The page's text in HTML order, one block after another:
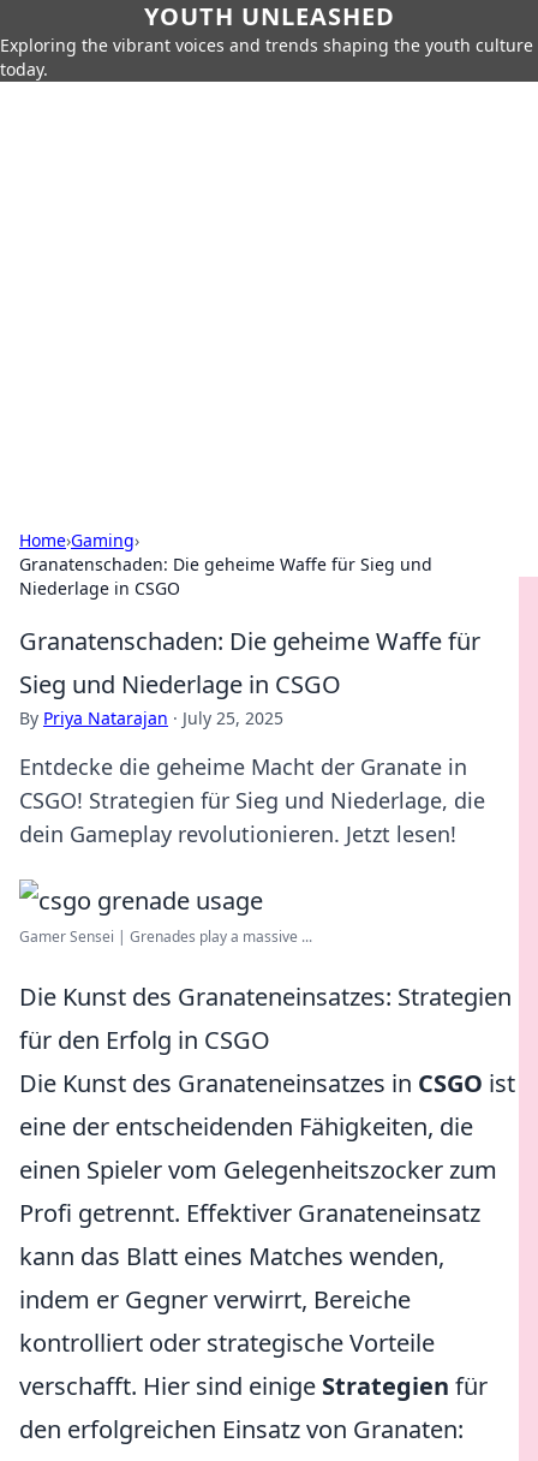
YOUTH UNLEASHED
Exploring the vibrant voices and trends shaping the youth culture
today.
Home›Gaming›
Granatenschaden: Die geheime Waffe für Sieg und
Niederlage in CSGO
Granatenschaden: Die geheime Waffe für
Sieg und Niederlage in CSGO
By Priya Natarajan · July 25, 2025
Entdecke die geheime Macht der Granate in
CSGO! Strategien für Sieg und Niederlage, die
dein Gameplay revolutionieren. Jetzt lesen!
Gamer Sensei | Grenades play a massive ...
Die Kunst des Granateneinsatzes: Strategien
für den Erfolg in CSGO
Die Kunst des Granateneinsatzes in CSGO ist
eine der entscheidenden Fähigkeiten, die
einen Spieler vom Gelegenheitszocker zum
Profi getrennt. Effektiver Granateneinsatz
kann das Blatt eines Matches wenden,
indem er Gegner verwirrt, Bereiche
kontrolliert oder strategische Vorteile
verschafft. Hier sind einige Strategien für
den erfolgreichen Einsatz von Granaten: